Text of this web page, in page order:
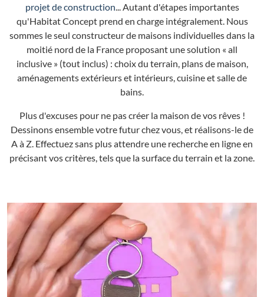
projet de construction... Autant d'étapes importantes
qu'Habitat Concept prend en charge intégralement. Nous
sommes le seul constructeur de maisons individuelles dans la
moitié nord de la France proposant une solution « all
inclusive » (tout inclus) : choix du terrain, plans de maison,
aménagements extérieurs et intérieurs, cuisine et salle de
bains.
Plus d'excuses pour ne pas créer la maison de vos rêves !
Dessinons ensemble votre futur chez vous, et réalisons-le de
A à Z. Effectuez sans plus attendre une recherche en ligne en
précisant vos critères, tels que la surface du terrain et la zone.